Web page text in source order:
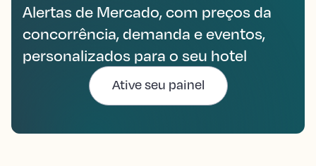
Alertas de Mercado, com preços da
concorrência, demanda e eventos,
personalizados para o seu hotel
Ative seu painel